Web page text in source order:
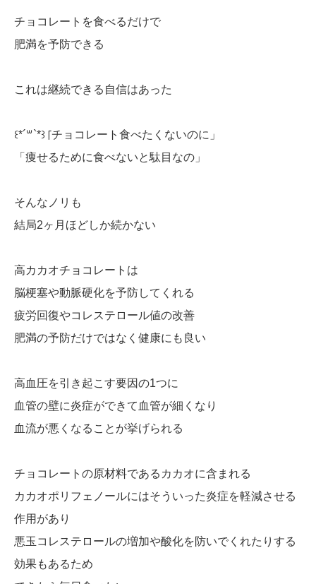
チョコレートを食べるだけで
肥満を予防できる
これは継続できる自信はあった
꒰*´꒳`*꒱「チョコレート食べたくないのに」
「痩せるために食べないと駄目なの」
そんなノリも
結局2ヶ月ほどしか続かない
高カカオチョコレートは
脳梗塞や動脈硬化を予防してくれる
疲労回復やコレステロール値の改善
肥満の予防だけではなく健康にも良い
高血圧を引き起こす要因の1つに
血管の壁に炎症ができて血管が細くなり
血流が悪くなることが挙げられる
チョコレートの原材料であるカカオに含まれる
カカオポリフェノールにはそういった炎症を軽減させる
作用があり
悪玉コレステロールの増加や酸化を防いでくれたりする
効果もあるため